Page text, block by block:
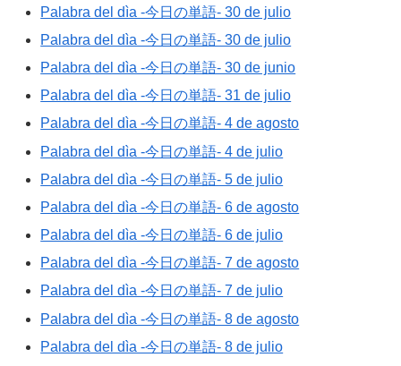
Palabra del dìa -今日の単語- 30 de julio
Palabra del dìa -今日の単語- 30 de julio
Palabra del dìa -今日の単語- 30 de junio
Palabra del dìa -今日の単語- 31 de julio
Palabra del dìa -今日の単語- 4 de agosto
Palabra del dìa -今日の単語- 4 de julio
Palabra del dìa -今日の単語- 5 de julio
Palabra del dìa -今日の単語- 6 de agosto
Palabra del dìa -今日の単語- 6 de julio
Palabra del dìa -今日の単語- 7 de agosto
Palabra del dìa -今日の単語- 7 de julio
Palabra del dìa -今日の単語- 8 de agosto
Palabra del dìa -今日の単語- 8 de julio